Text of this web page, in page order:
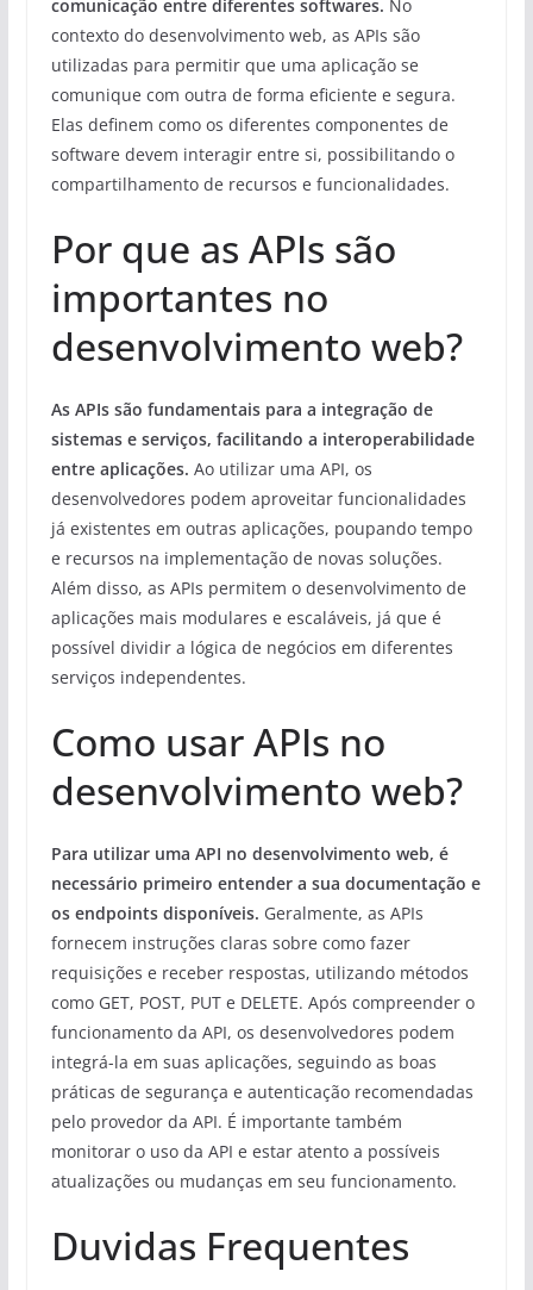
comunicação entre diferentes softwares. No
contexto do desenvolvimento web, as APIs são
utilizadas para permitir que uma aplicação se
comunique com outra de forma eficiente e segura.
Elas definem como os diferentes componentes de
software devem interagir entre si, possibilitando o
compartilhamento de recursos e funcionalidades.
Por que as APIs são
importantes no
desenvolvimento web?
As APIs são fundamentais para a integração de
sistemas e serviços, facilitando a interoperabilidade
entre aplicações. Ao utilizar uma API, os
desenvolvedores podem aproveitar funcionalidades
já existentes em outras aplicações, poupando tempo
e recursos na implementação de novas soluções.
Além disso, as APIs permitem o desenvolvimento de
aplicações mais modulares e escaláveis, já que é
possível dividir a lógica de negócios em diferentes
serviços independentes.
Como usar APIs no
desenvolvimento web?
Para utilizar uma API no desenvolvimento web, é
necessário primeiro entender a sua documentação e
os endpoints disponíveis. Geralmente, as APIs
fornecem instruções claras sobre como fazer
requisições e receber respostas, utilizando métodos
como GET, POST, PUT e DELETE. Após compreender o
funcionamento da API, os desenvolvedores podem
integrá-la em suas aplicações, seguindo as boas
práticas de segurança e autenticação recomendadas
pelo provedor da API. É importante também
monitorar o uso da API e estar atento a possíveis
atualizações ou mudanças em seu funcionamento.
Duvidas Frequentes